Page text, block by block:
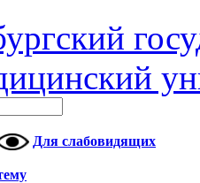
Для слабовидящих